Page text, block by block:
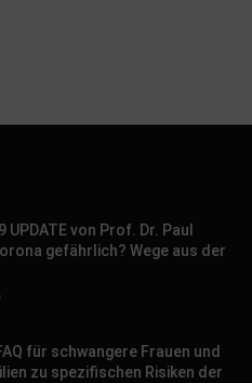
UPDATE von Prof. Dr. Paul
gefährlich? Wege aus der
für schwangere Frauen und
zu spezifischen Risiken der